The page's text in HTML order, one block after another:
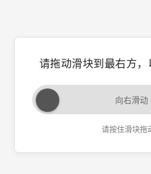
请拖动滑块到最右方
向右滑动
请按住滑块拖